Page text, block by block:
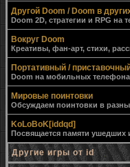
Другой Doom / Doom в
Doom 2D, стратегии и RPG на
Вокруг Doom
Креативы, фан-арт, стихи,
Портативный /
Doom на мобильных
Мировые поинтовки
Обсуждаем поинтовки в
KoLoBoK[iddqd]
Посвящается памяти ушедших
Другие игры от id